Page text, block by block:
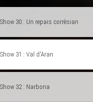
30 : Un repais corrèsian
31 : Val d'Aran
32 : Narbona